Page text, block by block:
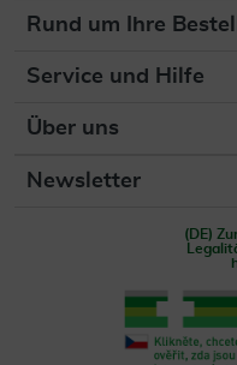
Rund um Ihre
Service und Hilfe
Über uns
Newsletter
(DE)